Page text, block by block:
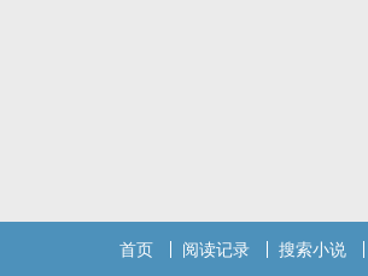
首页 阅读记录 搜索小说